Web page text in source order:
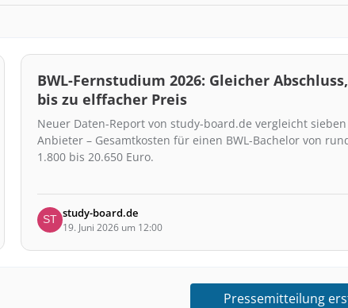
BWL-Fernstudium 2026: Gleicher Abschluss,
bis zu elffacher Preis
Neuer Daten-Report von study-board.de vergleicht sieben
Anbieter – Gesamtkosten für einen BWL-Bachelor von
1.800 bis 20.650 Euro.
study-board.de
19. Juni 2026 um 12:00
Pressemitteilung